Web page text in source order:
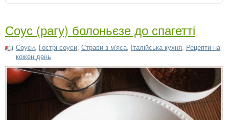
Соус (рагу) болоньєзе до спагетті
Соуси, Гострі соуси, Страви з м'яса, Італійська кухня, Рецепти на
кожен день